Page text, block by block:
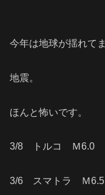
今年は地球が揺れて
地震。
ほんと怖いです。
3/8 トルコ Ｍ6.0
3/6 スマトラ Ｍ6.5